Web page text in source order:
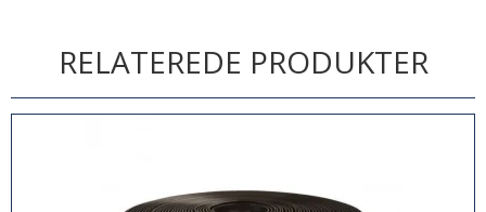
RELATEREDE PRODUKTER